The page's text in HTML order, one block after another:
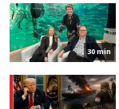
30 min